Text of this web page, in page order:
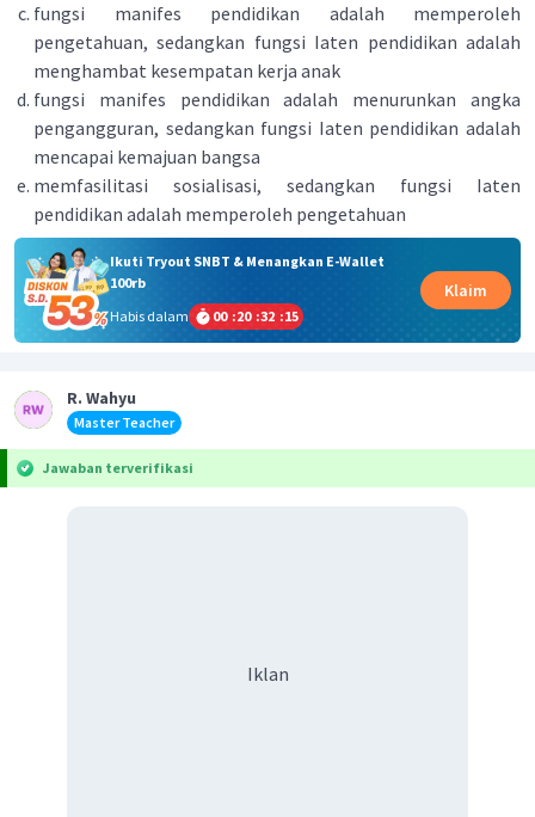
fungsi manifes pendidikan adalah memperoleh
pengetahuan, sedangkan fungsi Iaten pendidikan adalah
menghambat kesempatan kerja anak
fungsi manifes pendidikan adalah menurunkan angka
pengangguran, sedangkan fungsi Iaten pendidikan adalah
mencapai kemajuan bangsa
memfasilitasi sosialisasi, sedangkan fungsi Iaten
pendidikan adalah memperoleh pengetahuan
Ikuti Tryout SNBT & Menangkan E-Wallet
100rb
Habis dalam
00 :20 :32 :15
Klaim
R. Wahyu
Master Teacher
Jawaban terverifikasi
Iklan